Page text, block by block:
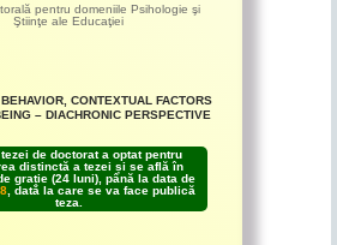
pentru domeniile Psihologie şi
Ştiinţe ale Educaţiei
CONTEXTUAL FACTORS
– DIACHRONIC PERSPECTIVE
de doctorat a optat pentru
distinctă a tezei și se află în
grație (24 luni), până la data de
, dată la care se va face publică
teza.